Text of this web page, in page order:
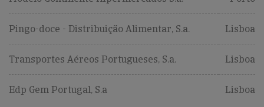
Pingo-doce - Distribuição Alimentar, S.a. Lisboa
Transportes Aéreos Portugueses, S.a. Lisboa
Edp Gem Portugal, S.a Lisboa